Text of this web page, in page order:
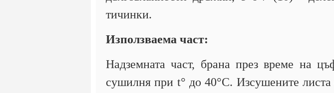
тичинки.
Използваема част:
Надземната част, брана през време на
сушилня при t° до 40°С. Изсушените листа